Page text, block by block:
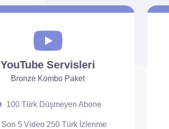
YouTube Servisleri
Bronze Kombo Paket
100 Türk Düşmeyen Abone
Son 5 Video 250 Türk İzlenme